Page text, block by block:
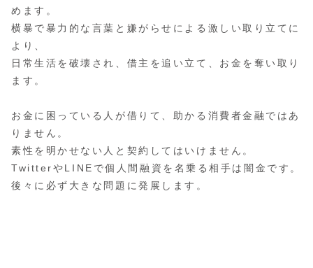
めます。
横暴で暴力的な言葉と嫌がらせによる激しい取り立てに
より、
日常生活を破壊され、借主を追い立て、お金を奪い取り
ます。
お金に困っている人が借りて、助かる消費者金融ではあ
りません。
素性を明かせない人と契約してはいけません。
TwitterやLINEで個人間融資を名乗る相手は闇金です。
後々に必ず大きな問題に発展します。